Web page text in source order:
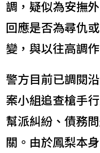
調，疑似為安撫
回應是否為尋仇
變，與以往高調
警方目前已調閱
案小組追查槍手
幫派糾紛、債務
關。由於鳳梨本